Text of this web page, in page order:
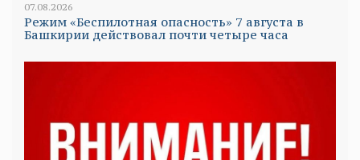
07.08.2026
Режим «Беспилотная опасность» 7 августа в
Башкирии действовал почти четыре часа